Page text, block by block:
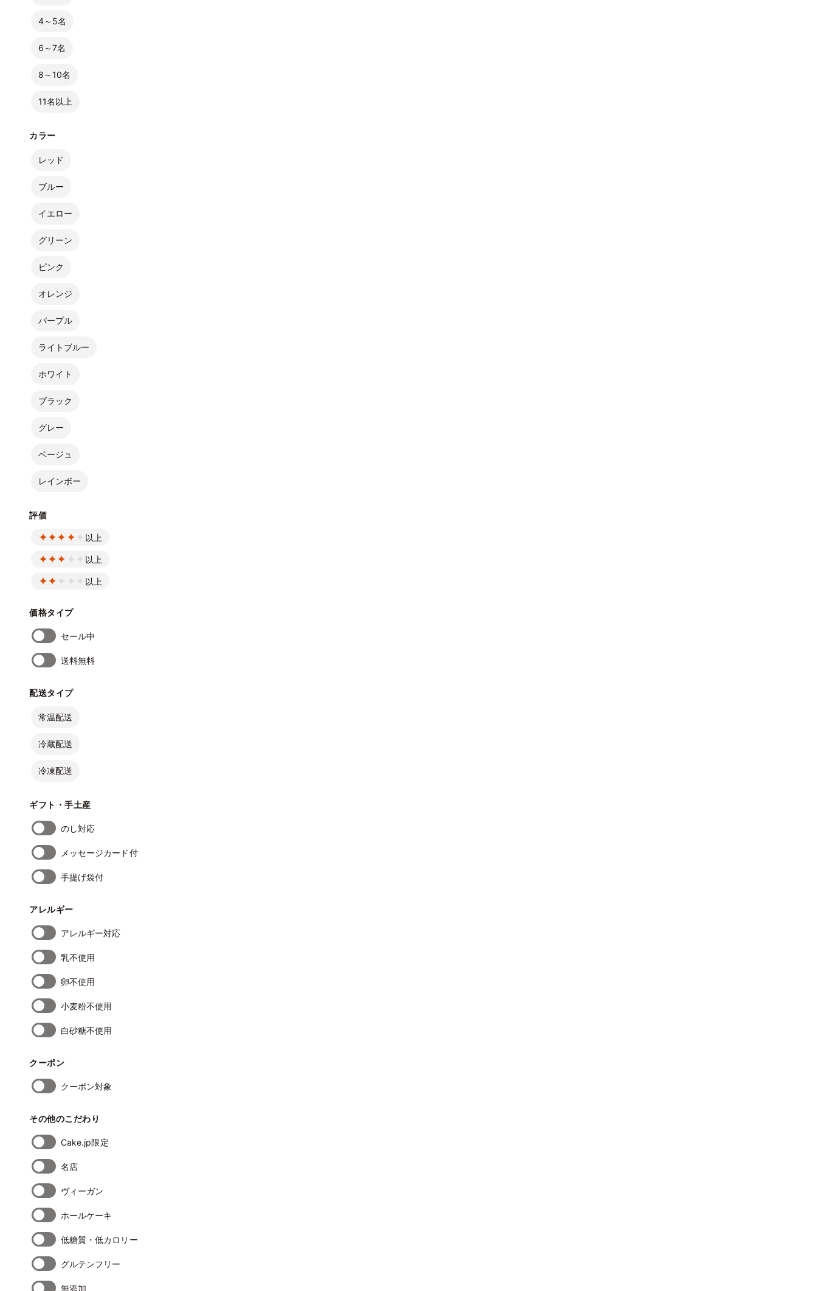
4～5名
6～7名
8～10名
11名以上
カラー
レッド
ブルー
イエロー
グリーン
ピンク
オレンジ
パープル
ライトブルー
ホワイト
ブラック
グレー
ベージュ
レインボー
評価
以上
以上
以上
価格タイプ
セール中
送料無料
配送タイプ
常温配送
冷蔵配送
冷凍配送
ギフト・手土産
のし対応
メッセージカード付
手提げ袋付
アレルギー
アレルギー対応
乳不使用
卵不使用
小麦粉不使用
白砂糖不使用
クーポン
クーポン対象
その他のこだわり
Cake.jp限定
名店
ヴィーガン
ホールケーキ
低糖質・低カロリー
グルテンフリー
無添加